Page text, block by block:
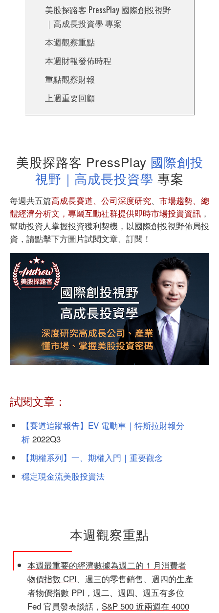
美股探路客 PressPlay 國際創投視野
｜高成長投資學 專案
本週觀察重點
本週財報發佈時程
重點觀察財報
上週重要回顧
美股探路客 PressPlay 國際創投
視野｜高成長投資學 專案
每週共五篇高成長賽道、公司深度研究、 市場趨勢、總
體經濟分析文， 專屬互動社群提供即時市場投資資訊 ，
幫助投資人掌握投資獲利契機，以國際創投視野佈局投
資，請點擊下方圖片試閱文章、訂閱！
試閱文章：
【賽道追蹤報告】EV 電動車｜特斯拉財報分
析 2022Q3
【期權系列】一、期權入門｜重要觀念
穩定現金流美股投資法
本週觀察重點
本週最重要的經濟數據為週二的 1 月消費者
物價指數 CPI、週三的零售銷售、週四的生產
者物價指數 PPI，週二、週四、週五有多位
Fed 官員發表談話， S&P 500 近兩週在 4000